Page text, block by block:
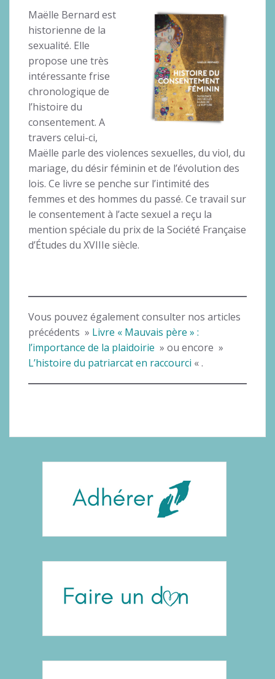
Maëlle Bernard est
historienne de la
sexualité. Elle
propose une très
intéressante frise
chronologique de
l’histoire du
consentement. A
travers celui-ci,
Maëlle parle des violences sexuelles, du viol, du
mariage, du désir féminin et de l’évolution des
lois. Ce livre se penche sur l’intimité des
femmes et des hommes du passé. Ce travail sur
le consentement à l’acte sexuel a reçu la
mention spéciale du prix de la Société Française
d’Études du XVIIIe siècle.
Vous pouvez également consulter nos articles
précédents » Livre « Mauvais père » :
l’importance de la plaidoirie » ou encore »
L’histoire du patriarcat en raccourci « .